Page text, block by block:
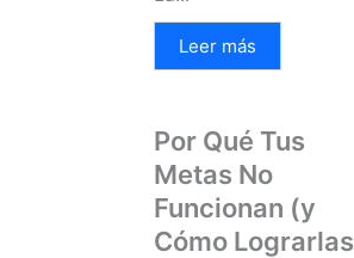
Leer más
Por Qué Tus
Metas No
Funcionan (y
Cómo Lograrlas